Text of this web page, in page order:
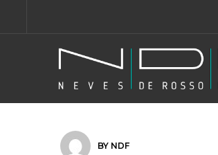
BY NDF